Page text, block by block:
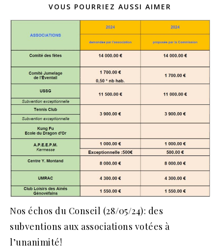
VOUS POURRIEZ AUSSI AIMER
Nos échos du Conseil (28/05/24): des
subventions aux associations votées à
l’unanimité!